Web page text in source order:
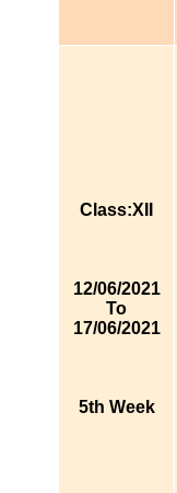
Class:XII
12/06/2021
To
17/06/2021
5th Week